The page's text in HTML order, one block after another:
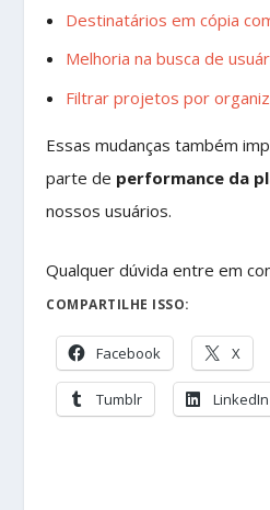
Destinatários em cópia
Melhoria na busca de
Filtrar projetos por
Essas mudanças também
parte de performance da
nossos usuários.
Qualquer dúvida entre em
COMPARTILHE ISSO:
Facebook X
Tumblr LinkedIn